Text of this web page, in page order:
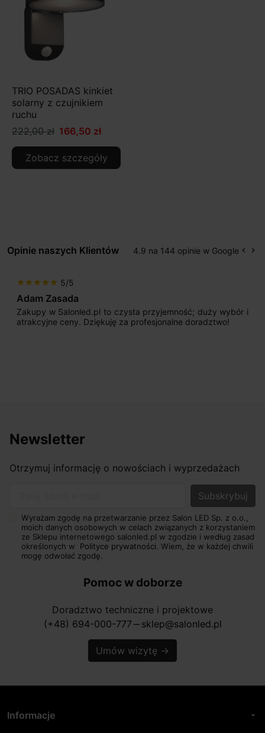
TRIO POSADAS kinkiet
solarny z czujnikiem
ruchu
222,00 zł 166,50 zł
Zobacz szczegóły
Opinie naszych Klientów 4.9 na 144 opinie w Google keyboard_arrow_left keyboard_arrow_right
star star star star star 5/5
Adam Zasada
Zakupy w Salonled.pl to czysta przyjemność; duży wybór i
atrakcyjne ceny. Dziękuję za profesjonalne doradztwo!
Newsletter
Otrzymuj informację o nowościach i wyprzedażach
Wyrażam zgodę na przetwarzanie przez Salon LED Sp. z o.o.,
moich danych osobowych w celach związanych z korzystaniem
ze Sklepu internetowego salonled.pl w zgodzie i według zasad
określonych w Polityce prywatności. Wiem, że w każdej chwili
mogę odwołać zgodę.
Pomoc w doborze
Doradztwo techniczne i projektowe
(+48) 694-000-777 horizontal_rule sklep@salonled.pl
Umów wizytę →
Informacje arrow_drop_down